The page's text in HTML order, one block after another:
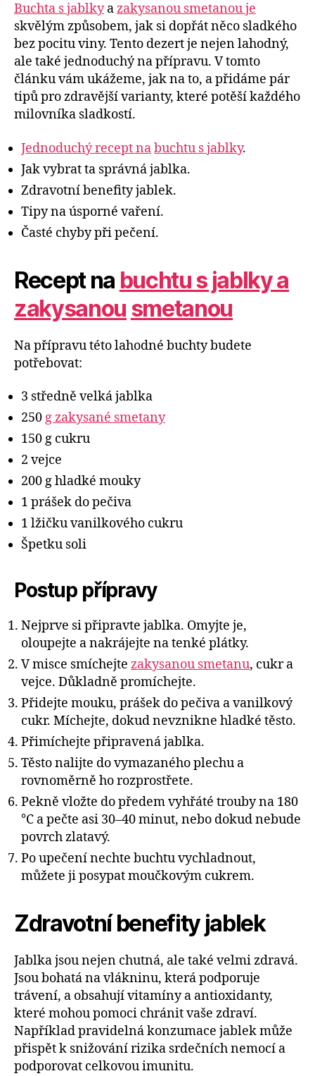
Buchta s jablkyazakysanou smetanou je
skvělým způsobem, jak si dopřát něco sladkého
bez pocitu viny. Tento dezert je nejen lahodný,
ale také jednoduchý na přípravu. V tomto
článku vám ukážeme, jak na to, a přidáme pár
tipů pro zdravější varianty, které potěší každého
milovníka sladkostí.
Jednoduchý recept nabuchtu s jablky.
Jak vybrat ta správná jablka.
Zdravotní benefity jablek.
Tipy na úsporné vaření.
Časté chyby při pečení.
Recept na buchtu s jablky a
zakysanou smetanou
Na přípravu této lahodné buchty budete
potřebovat:
3 středně velká jablka
250g zakysané smetany
150 g cukru
2 vejce
200 g hladké mouky
1 prášek do pečiva
1 lžičku vanilkového cukru
Špetku soli
Postup přípravy
Nejprve si připravte jablka. Omyjte je,
oloupejte a nakrájejte na tenké plátky.
V misce smíchejte zakysanou smetanu, cukr a
vejce. Důkladně promíchejte.
Přidejte mouku, prášek do pečiva a vanilkový
cukr. Míchejte, dokud nevznikne hladké těsto.
Přimíchejte připravená jablka.
Těsto nalijte do vymazaného plechu a
rovnoměrně ho rozprostřete.
Pekně vložte do předem vyhřáté trouby na 180
°C a pečte asi 30–40 minut, nebo dokud nebude
povrch zlatavý.
Po upečení nechte buchtu vychladnout,
můžete ji posypat moučkovým cukrem.
Zdravotní benefity jablek
Jablka jsou nejen chutná, ale také velmi zdravá.
Jsou bohatá na vlákninu, která podporuje
trávení, a obsahují vitamíny a antioxidanty,
které mohou pomoci chránit vaše zdraví.
Například pravidelná konzumace jablek může
přispět k snižování rizika srdečních nemocí a
podporovat celkovou imunitu.